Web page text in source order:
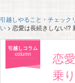
引越しやること・チェック
い > 恋愛は長続きしない!?
引越しコラム
column
恋
乗